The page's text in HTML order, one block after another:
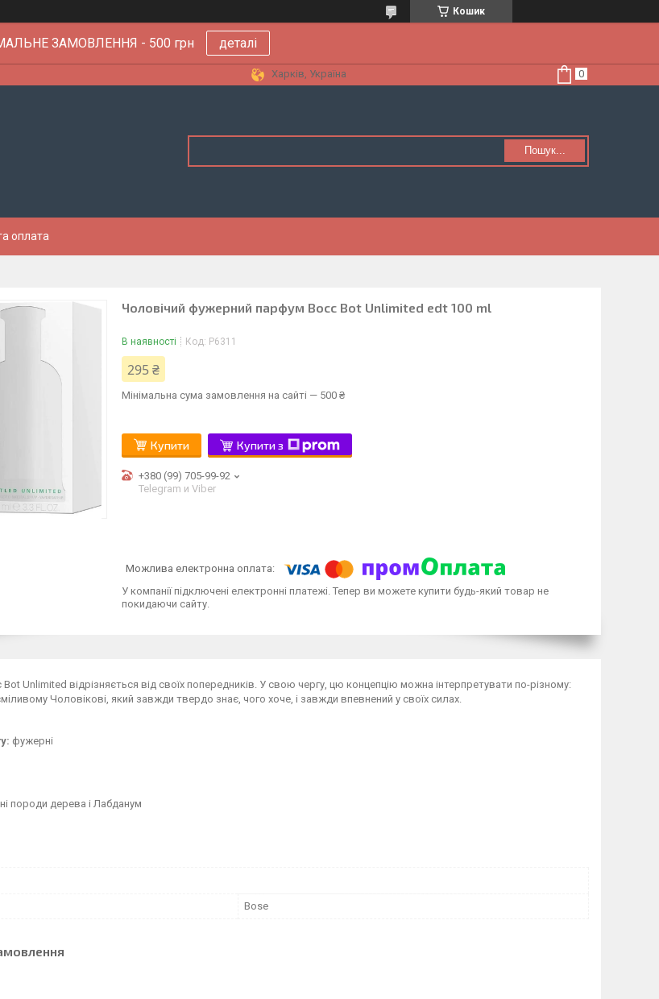
Кошик
ЗАМОВЛЕННЯ - 500 грн деталі
Харків, Україна
Пошук...
оплата
Чоловічий фужерний парфум Boсс Bot Unlimited edt 100 ml
В наявності Код: P6311
295 ₴
Мінімальна сума замовлення на сайті — 500 ₴
Купити Купити з
+380 (99) 705-99-92
Telegram и Viber
У компанії підключені електронні платежі. Тепер ви можете купити будь-який товар не
покидаючи сайту.
Unlimited відрізняється від своїх попередників. У свою чергу, цю концепцію можна інтерпретувати по-різному:
Чоловікові, який завжди твердо знає, чого хоче, і завжди впевнений у своїх силах.
фужерні
породи дерева і Лабданум
Bose